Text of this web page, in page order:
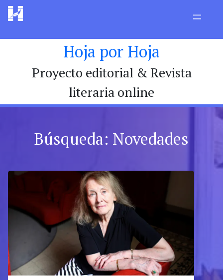
Hoja por Hoja
Proyecto editorial & Revista
literaria online
Búsqueda: Novedades